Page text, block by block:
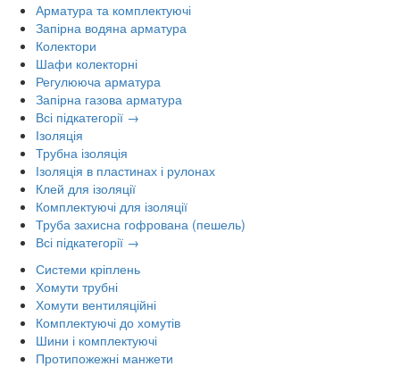
Арматура та комплектуючі
Запірна водяна арматура
Колектори
Шафи колекторні
Регулююча арматура
Запірна газова арматура
Всі підкатегорії →
Ізоляція
Трубна ізоляція
Ізоляція в пластинах і рулонах
Клей для ізоляції
Комплектуючі для ізоляції
Труба захисна гофрована (пешель)
Всі підкатегорії →
Системи кріплень
Хомути трубні
Хомути вентиляційні
Комплектуючі до хомутів
Шини і комплектуючі
Протипожежні манжети